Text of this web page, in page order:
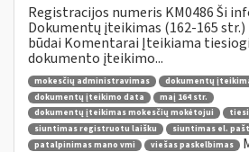
Registracijos numeris KM0486 Ši
Dokumentų įteikimas (162-165
būdai Komentarai Įteikiama
dokumento įteikimo...
mokesčių administravimas dokumentų
dokumentų įteikimo data
maį 164 str.
dokumentų įteikimas mokesčių mokėtojui
siuntimas registruotu laišku
siuntimas el.
patalpinimas mano vmi
viešas paskelbimas